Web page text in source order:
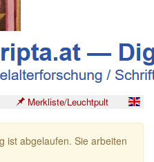
Merkliste/Leuchtpult
ist abgelaufen. Sie arbeiten